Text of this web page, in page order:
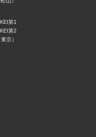
～第1
第2
京）